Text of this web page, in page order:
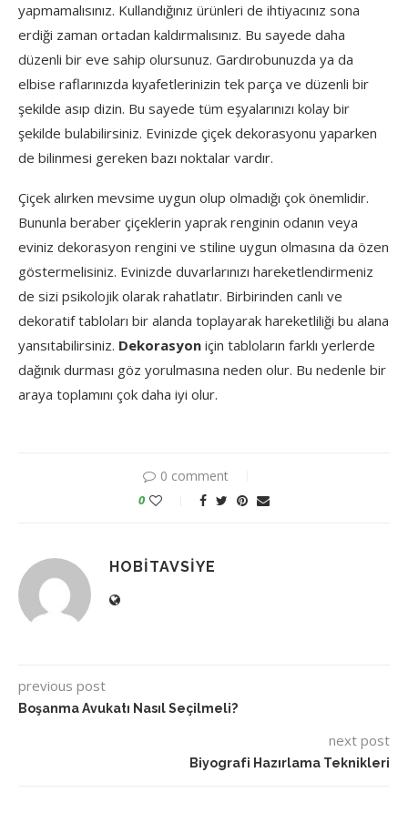
yapmamalısınız. Kullandığınız ürünleri de ihtiyacınız sona
erdiği zaman ortadan kaldırmalısınız. Bu sayede daha
düzenli bir eve sahip olursunuz. Gardırobunuzda ya da
elbise raflarınızda kıyafetlerinizin tek parça ve düzenli bir
şekilde asıp dizin. Bu sayede tüm eşyalarınızı kolay bir
şekilde bulabilirsiniz. Evinizde çiçek dekorasyonu yaparken
de bilinmesi gereken bazı noktalar vardır.
Çiçek alırken mevsime uygun olup olmadığı çok önemlidir.
Bununla beraber çiçeklerin yaprak renginin odanın veya
eviniz dekorasyon rengini ve stiline uygun olmasına da özen
göstermelisiniz. Evinizde duvarlarınızı hareketlendirmeniz
de sizi psikolojik olarak rahatlatır. Birbirinden canlı ve
dekoratif tabloları bir alanda toplayarak hareketliliği bu alana
yansıtabilirsiniz. Dekorasyon için tabloların farklı yerlerde
dağınık durması göz yorulmasına neden olur. Bu nedenle bir
araya toplamını çok daha iyi olur.
0 comment
0
HOBITAVSIYE
previous post
Boşanma Avukatı Nasıl Seçilmeli?
next post
Biyografi Hazırlama Teknikleri